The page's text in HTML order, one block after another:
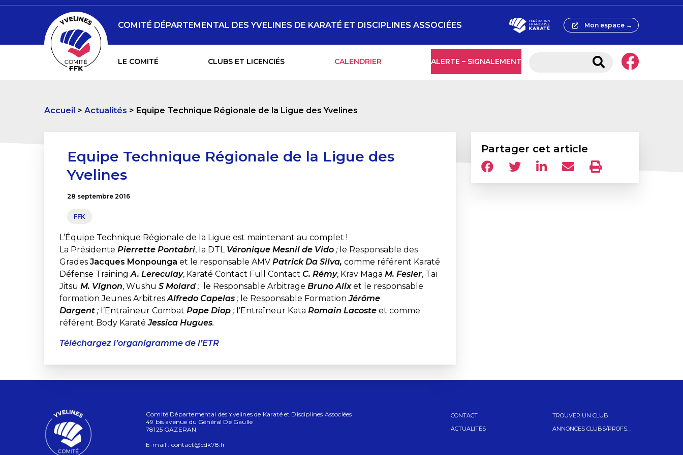
LE COMITÉ CLUBS ET LICENCIÉS CALENDRIER ALERTE – SIGNALEMENT
COMITÉ DÉPARTEMENTAL DES YVELINES DE KARATÉ ET DISCIPLINES ASSOCIÉES Mon espace →
Accueil Actualités Equipe Technique Régionale de la Ligue des Yvelines
Equipe Technique Régionale de la Ligue des
Yvelines
28 septembre 2016
FFK
L’Équipe Technique Régionale de la Ligue est maintenant au complet !
La Présidente Pierrette Pontabri, la DTL Véronique Mesnil de Vido ;le Responsable des
Grades Jacques Monpounga et le responsable AMV Patrick Da Silva, comme référent Karaté
Défense TrainingA. Lereculay, Karaté Contact Full Contact C. Rémy, Krav Maga M. Fesler, Taï
Jitsu M. Vignon, Wushu S Molard ;le Responsable Arbitrage Bruno Alixet le responsable
formation Jeunes ArbitresAlfredo Capelas ;le Responsable FormationJérôme
Dargent ;l’Entraîneur Combat Pape Diop ;l’Entraîneur Kata Romain Lacoste et comme
référent Body KaratéJessica Hugues.
Téléchargez l’organigramme de l’ETR
Partager cet article
Comité Départemental des Yvelines de Karaté et Disciplines Associées
49 bis avenue du Général De Gaulle
78125 GAZERAN
E-mail : contact@cdk78.fr
CONTACT
ACTUALITÉS
TROUVER UN CLUB
ANNONCES CLUBS/PROFS…